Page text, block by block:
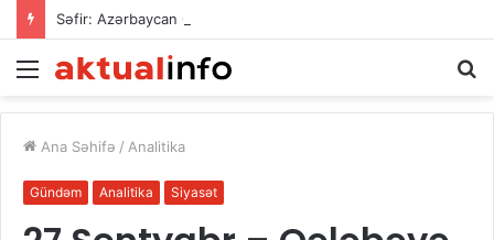
Menu
Ana Səhifə / Analitika
Gündəm Analitika Siyasət